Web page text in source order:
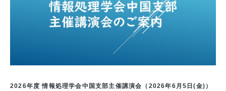
2026年度 情報処理学会中国支部主催講演会（ 2026年6月5日(金) ）